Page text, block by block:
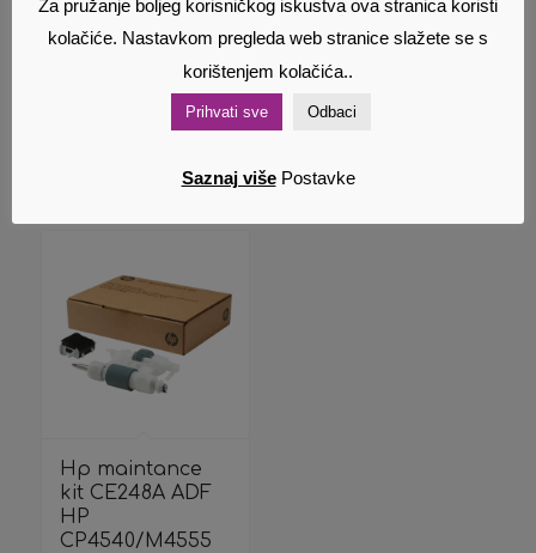
Separation Kit
A8P79-65001
Cijena s PDV
detalje
CB389A LJ
P4014/15/4515
420,00€
košaricu
Hp maintance
kit CE248A ADF
HP
CP4540/M4555
Za pružanje boljeg korisničkog iskustva ova stranica koristi
kolačiće. Nastavkom pregleda web stranice slažete se s
korištenjem kolačića..
Prihvati sve Odbaci
Saznaj više Postavke